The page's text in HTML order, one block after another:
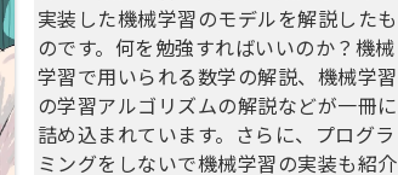
実装した機械学習のモデルを解説したも
のです。何を勉強すればいいのか？機械
学習で用いられる数学の解説、機械学習
の学習アルゴリズムの解説などが一冊に
詰め込まれています。さらに、プログラ
ミングをしないで機械学習の実装も紹介